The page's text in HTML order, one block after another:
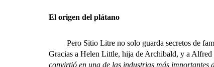
El origen del plátano
Pero Sitio Litre no solo guarda secretos de
Gracias a Helen Little, hija de Archibald, y a
convirtió en una de las industrias más importantes